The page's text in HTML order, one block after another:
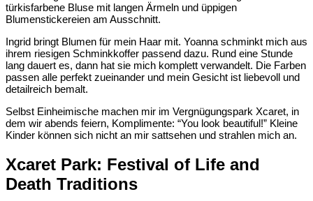
türkisfarbene Bluse mit langen Ärmeln und üppigen
Blumenstickereien am Ausschnitt.
Ingrid bringt Blumen für mein Haar mit. Yoanna schminkt mich aus
ihrem riesigen Schminkkoffer passend dazu. Rund eine Stunde
lang dauert es, dann hat sie mich komplett verwandelt. Die Farben
passen alle perfekt zueinander und mein Gesicht ist liebevoll und
detailreich bemalt.
Selbst Einheimische machen mir im Vergnügungspark Xcaret, in
dem wir abends feiern, Komplimente: “You look beautiful!” Kleine
Kinder können sich nicht an mir sattsehen und strahlen mich an.
Xcaret Park: Festival of Life and
Death Traditions